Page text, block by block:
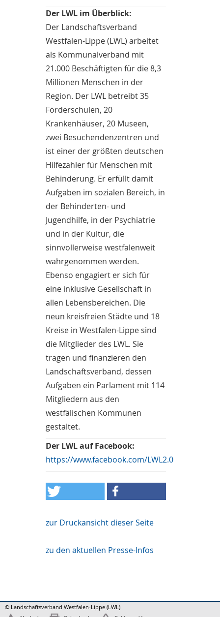
Der LWL im Überblick:
Der Landschaftsverband
Westfalen-Lippe (LWL) arbeitet
als Kommunalverband mit
21.000 Beschäftigten für die 8,3
Millionen Menschen in der
Region. Der LWL betreibt 35
Förderschulen, 20
Krankenhäuser, 20 Museen,
zwei Besuchendenzentren und
ist einer der größten deutschen
Hilfezahler für Menschen mit
Behinderung. Er erfüllt damit
Aufgaben im sozialen Bereich, in
der Behinderten- und
Jugendhilfe, in der Psychiatrie
und in der Kultur, die
sinnvollerweise westfalenweit
wahrgenommen werden.
Ebenso engagiert er sich für
eine inklusive Gesellschaft in
allen Lebensbereichen. Die
neun kreisfreien Städte und 18
Kreise in Westfalen-Lippe sind
die Mitglieder des LWL. Sie
tragen und finanzieren den
Landschaftsverband, dessen
Aufgaben ein Parlament mit 114
Mitgliedern aus den
westfälischen Kommunen
gestaltet.
Der LWL auf Facebook:
https://www.facebook.com/LWL2.0
zur Druckansicht dieser Seite
zu den aktuellen Presse-Infos
© Landschaftsverband Westfalen-Lippe (LWL)